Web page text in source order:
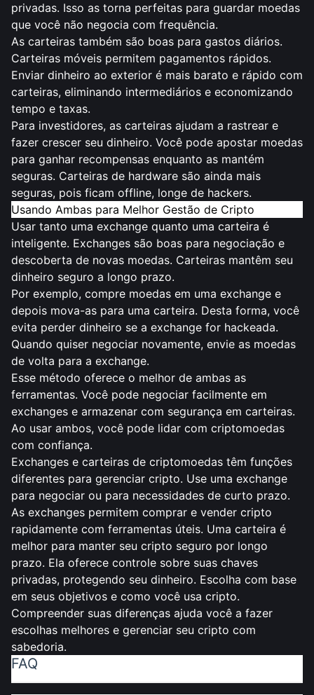
privadas. Isso as torna perfeitas para guardar moedas
que você não negocia com frequência.
As carteiras também são boas para gastos diários.
Carteiras móveis permitem pagamentos rápidos.
Enviar dinheiro ao exterior é mais barato e rápido com
carteiras, eliminando intermediários e economizando
tempo e taxas.
Para investidores, as carteiras ajudam a rastrear e
fazer crescer seu dinheiro. Você pode apostar moedas
para ganhar recompensas enquanto as mantém
seguras. Carteiras de hardware são ainda mais
seguras, pois ficam offline, longe de hackers.
Usando Ambas para Melhor Gestão de Cripto
Usar tanto uma exchange quanto uma carteira é
inteligente. Exchanges são boas para negociação e
descoberta de novas moedas. Carteiras mantêm seu
dinheiro seguro a longo prazo.
Por exemplo, compre moedas em uma exchange e
depois mova-as para uma carteira. Desta forma, você
evita perder dinheiro se a exchange for hackeada.
Quando quiser negociar novamente, envie as moedas
de volta para a exchange.
Esse método oferece o melhor de ambas as
ferramentas. Você pode negociar facilmente em
exchanges e armazenar com segurança em carteiras.
Ao usar ambos, você pode lidar com criptomoedas
com confiança.
Exchanges e carteiras de criptomoedas têm funções
diferentes para gerenciar cripto. Use uma exchange
para negociar ou para necessidades de curto prazo.
As exchanges permitem comprar e vender cripto
rapidamente com ferramentas úteis. Uma carteira é
melhor para manter seu cripto seguro por longo
prazo. Ela oferece controle sobre suas chaves
privadas, protegendo seu dinheiro. Escolha com base
em seus objetivos e como você usa cripto.
Compreender suas diferenças ajuda você a fazer
escolhas melhores e gerenciar seu cripto com
sabedoria.
FAQ